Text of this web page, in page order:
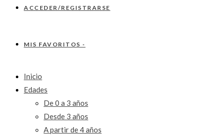
ACCEDER/REGISTRARSE
MIS FAVORITOS -
Inicio
Edades
De 0 a 3 años
Desde 3 años
A partir de 4 años